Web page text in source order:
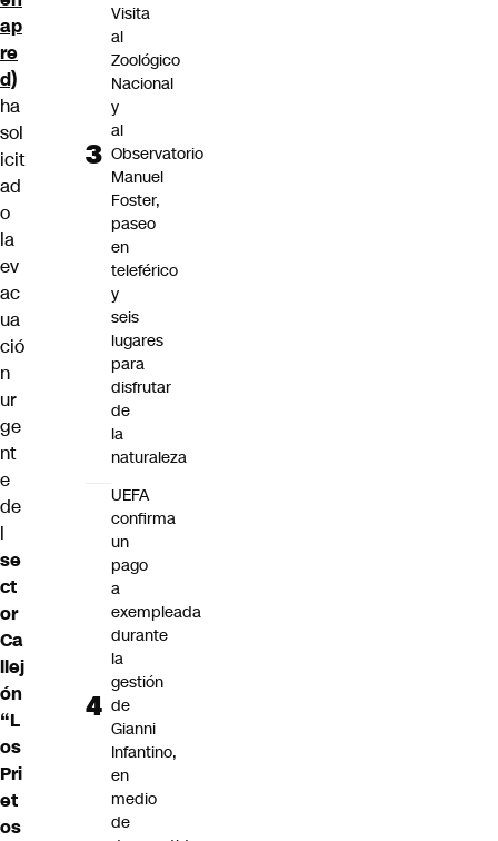
ap
re
d)
ha
sol
icit
ad
o
la
ev
ac
ua
ció
n
ur
ge
nt
e
de
l
se
ct
or
Ca
llej
ón
“L
os
Pri
et
os
Visita
al
Zoológico
Nacional
y
al
Observatorio
Manuel
Foster,
paseo
en
teleférico
y
seis
lugares
para
disfrutar
de
la
naturaleza
UEFA
confirma
un
pago
a
exempleada
durante
la
gestión
de
Gianni
Infantino,
en
medio
de